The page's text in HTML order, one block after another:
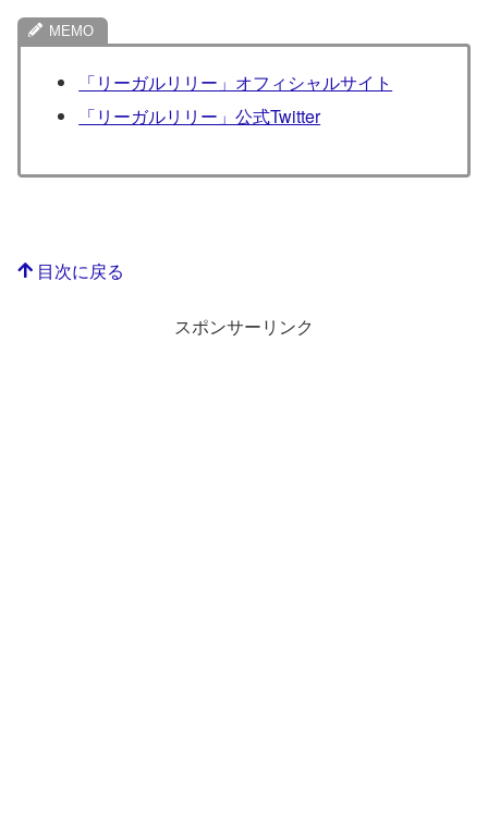
「リーガルリリー」オフィシャルサイト
「リーガルリリー」公式Twitter
目次に戻る
スポンサーリンク